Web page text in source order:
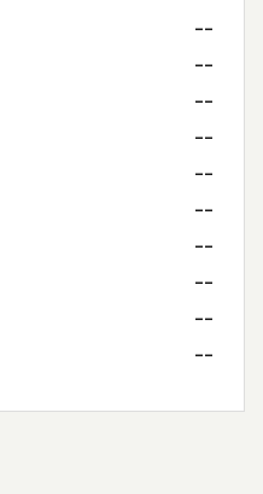
--
--
--
--
--
--
--
--
--
--